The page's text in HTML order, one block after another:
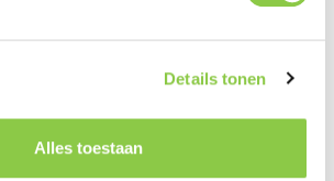
Details tonen
Alles toestaan
Heavy Impact Hoes voor de